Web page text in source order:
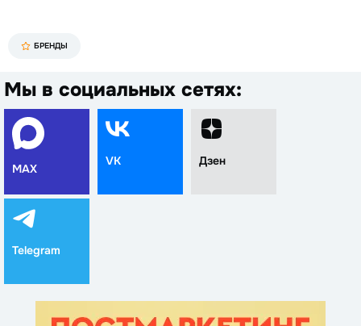
БРЕНДЫ
Мы в социальных сетях:
MAX
VK Дзен
Telegram